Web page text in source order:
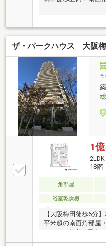
ザ・パークハウス 大阪
そ
1
18階
角部屋
浴室乾燥機
【大阪梅田徒歩6分
平米超の南西角部屋
LDKで、都市の景色